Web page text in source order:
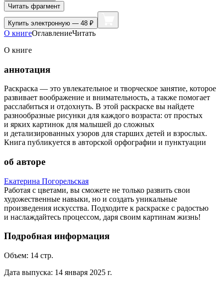
Читать фрагмент
Купить электронную — 48 ₽
О книгеОглавлениеЧитать
О книге
аннотация
Раскраска — это увлекательное и творческое занятие, которое
развивает воображение и внимательность, а также помогает
расслабиться и отдохнуть. В этой раскраске вы найдете
разнообразные рисунки для каждого возраста: от простых
и ярких картинок для малышей до сложных
и детализированных узоров для старших детей и взрослых.
Книга публикуется в авторской орфографии и пунктуации
об авторе
Екатерина Погорельская
Работая с цветами, вы сможете не только развить свои
художественные навыки, но и создать уникальные
произведения искусства. Подходите к раскраске с радостью
и наслаждайтесь процессом, даря своим картинам жизнь!
Подробная информация
Объем: 14 стр.
Дата выпуска: 14 января 2025 г.